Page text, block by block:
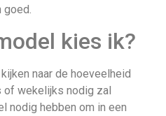
goed.
kies ik?
naar de hoeveelheid
of wekelijks nodig zal
nodig hebben om in een